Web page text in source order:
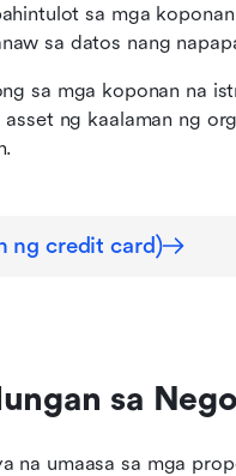
sa mga
sa datos nang
sa mga koponan na
ng kaalaman ng
ng credit card)
sa
na umaasa sa mga